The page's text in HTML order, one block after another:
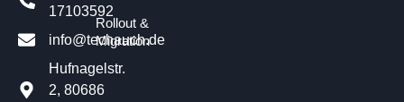
17103592
info@techauch.de
Hufnagelstr.
2, 80686
Rollout &
Migration